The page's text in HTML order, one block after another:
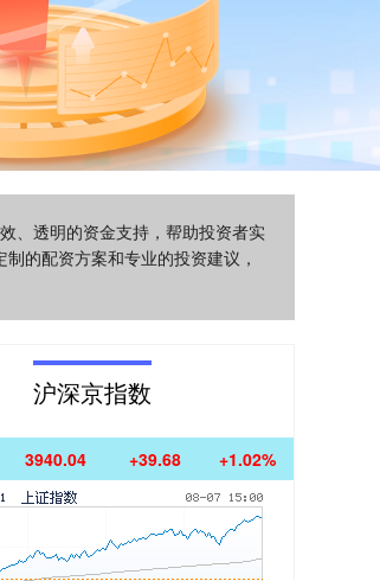
、透明的资金支持，帮助投资者实
的配资方案和专业的投资建议，
沪深京指数
3940.04 +39.68 +1.02%